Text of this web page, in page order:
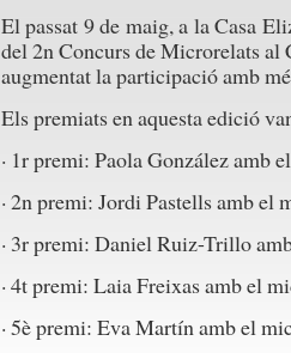
El passat 9 de maig, a la Casa
del 2n Concurs de Microrelats al
augmentat la participació amb
Els premiats en aquesta edició
· 1r premi: Paola González amb
· 2n premi: Jordi Pastells amb el
· 3r premi: Daniel Ruiz-Trillo
· 4t premi: Laia Freixas amb el
· 5è premi: Eva Martín amb el